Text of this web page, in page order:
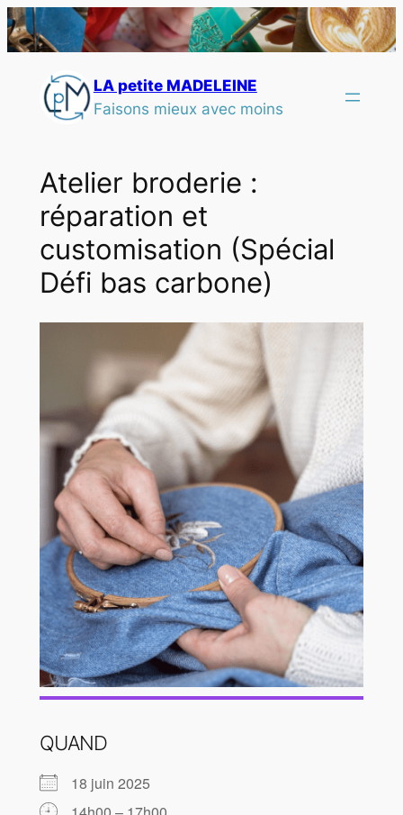
LA petite MADELEINE
Faisons mieux avec moins
Atelier broderie :
réparation et
customisation (Spécial
Défi bas carbone)
QUAND
18 juin 2025